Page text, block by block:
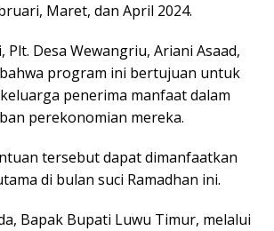
Maret, dan April 2024.
Plt. Desa Wewangriu, Ariani Asaad,
program ini bertujuan untuk
penerima manfaat dalam
perekonomian mereka.
tersebut dapat dimanfaatkan
di bulan suci Ramadhan ini.
Bapak Bupati Luwu Timur, melalui